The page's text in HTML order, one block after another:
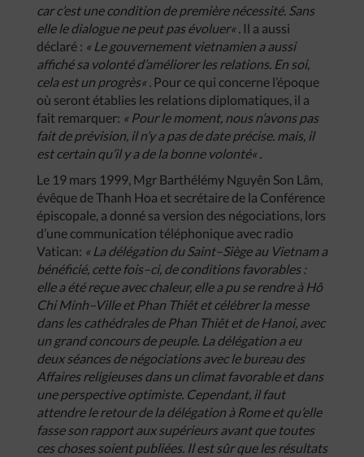
carc’est unecondition depremièrenécessité. Sans
elle ledialoguenepeutpasévoluer« . Il a aussi
déclaré : « Le gouvernement vietnamien aaussi
affichésa volontéd’améliorerlesrelations. En soi,
celaest un progrès« . Pour ce qui concerne l’époque
où seront établies les relations diplomatiques, il a
fait remarquer: « Pourlemoment, nousn’avonspas
faitdeprévision, iln’yapasdedateprécise. mais, il
estcertain qu’ilyade labonne volonté« .
Le 19 mars 1999, Mgr Barthélémy Nguyên Son Lâm,
évêque de Thanh Hoa et secrétaire de la Conférence
épiscopale, a donné sa version des négociations, lors
d’une communication téléphonique avec radio
Vatican: « Ladélégation duSaint–Siègeau Vietnama
bénéficié, cette fois–ci, deconditions favorables :
elleaétéreçueavecchaleur, elleapuserendreà Hô
ChiMinh–Villeet Phan Thiêtetcélébrerlamesse
dans lescathédralesde Phan Thiêtetde Hanoi, avec
un grandconcoursdepeuple. Ladélégation aeu
deuxséancesdenégociationsaveclebureaudes
Affairesreligieusesdans un climat favorableetdans
uneperspectiveoptimiste. Cependant, ilfaut
attendre leretourde ladélégation à Romeetqu’elle
fasseson rapportauxsupérieursavantque toutes
ceschosessoientpubliées. Ilestsûrque lesrésultats